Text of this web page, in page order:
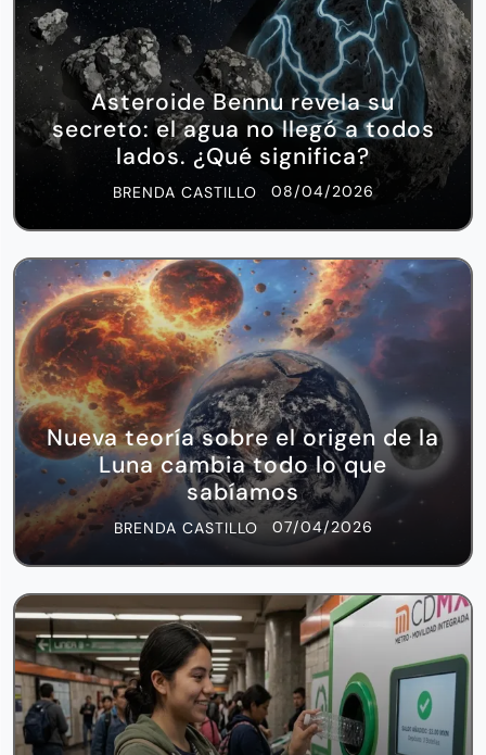
Asteroide Bennu revela su
secreto: el agua no llegó a todos
lados. ¿Qué significa?
BRENDA CASTILLO 08/04/2026
Nueva teoría sobre el origen de la
Luna cambia todo lo que
sabíamos
BRENDA CASTILLO 07/04/2026